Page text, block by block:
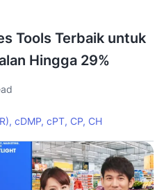
Tools Terbaik untuk
Hingga 29%
cDMP, cPT, CP, CH